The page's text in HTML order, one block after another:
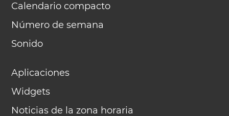
Calendario compacto
Número de semana
Sonido
Aplicaciones
Widgets
Noticias de la zona horaria